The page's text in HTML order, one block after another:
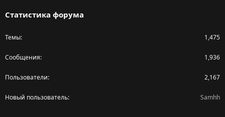
Статистика форума
Темы 1,475
Сообщения 1,936
Пользователи 2,167
Новый пользователь Samhh